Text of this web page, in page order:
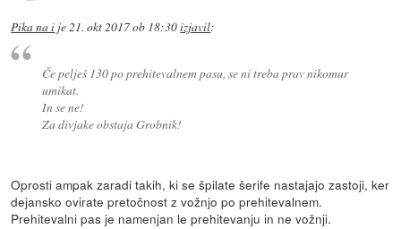
Pika na i je21. okt 2017 ob 18:30izjavil:
Če pelješ 130 po prehitevalnem pasu, se ni treba prav nikomur
umikat.
In se ne!
Za divjake obstaja Grobnik!
Oprosti ampak zaradi takih, ki se špilate šerife nastajajo zastoji, ker
dejansko ovirate pretočnost z vožnjo po prehitevalnem.
Prehitevalni pas je namenjan le prehitevanju in ne vožnji.